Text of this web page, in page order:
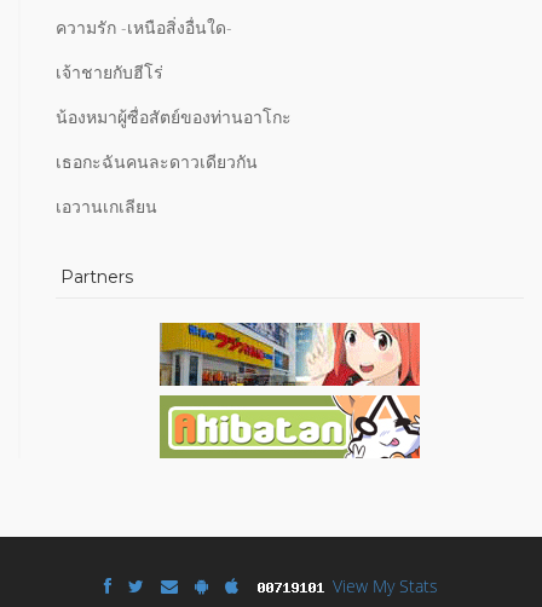
ความรัก -เหนือสิ่งอื่นใด-
เจ้าชายกับฮีโร่
น้องหมาผู้ซื่อสัตย์ของท่านอาโกะ
เธอกะฉันคนละดาวเดียวกัน
เอวานเกเลียน
Partners
View My Stats